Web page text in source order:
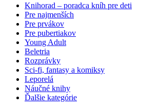
Knihorad – poradca kníh pre deti
Pre najmenších
Pre prvákov
Pre pubertiakov
Young Adult
Beletria
Rozprávky
Sci-fi, fantasy a komiksy
Leporelá
Náučné knihy
Ďalšie kategórie